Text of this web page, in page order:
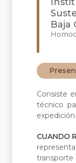
Baja
Consiste
técnico
CUANDO
transporte